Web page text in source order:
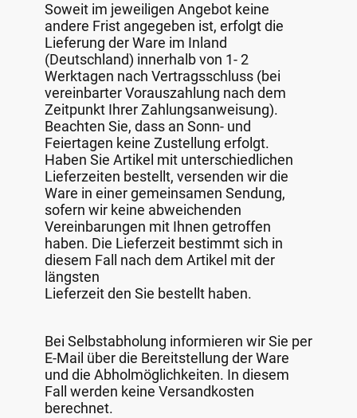
Soweit im jeweiligen Angebot keine
andere Frist angegeben ist, erfolgt die
Lieferung der Ware im Inland
(Deutschland) innerhalb von 1- 2
Werktagen nach Vertragsschluss (bei
vereinbarter Vorauszahlung nach dem
Zeitpunkt Ihrer Zahlungsanweisung).
Beachten Sie, dass an Sonn- und
Feiertagen keine Zustellung erfolgt.
Haben Sie Artikel mit unterschiedlichen
Lieferzeiten bestellt, versenden wir die
Ware in einer gemeinsamen Sendung,
sofern wir keine abweichenden
Vereinbarungen mit Ihnen getroffen
haben. Die Lieferzeit bestimmt sich in
diesem Fall nach dem Artikel mit der
längsten
Lieferzeit den Sie bestellt haben.
Bei Selbstabholung informieren wir Sie per
E-Mail über die Bereitstellung der Ware
und die Abholmöglichkeiten. In diesem
Fall werden keine Versandkosten
berechnet.